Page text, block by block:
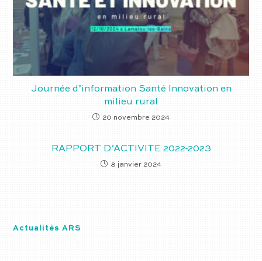
Journée d’information Santé Innovation en
milieu rural
20 novembre 2024
RAPPORT D’ACTIVITE 2022-2023
8 janvier 2024
Actualités ARS